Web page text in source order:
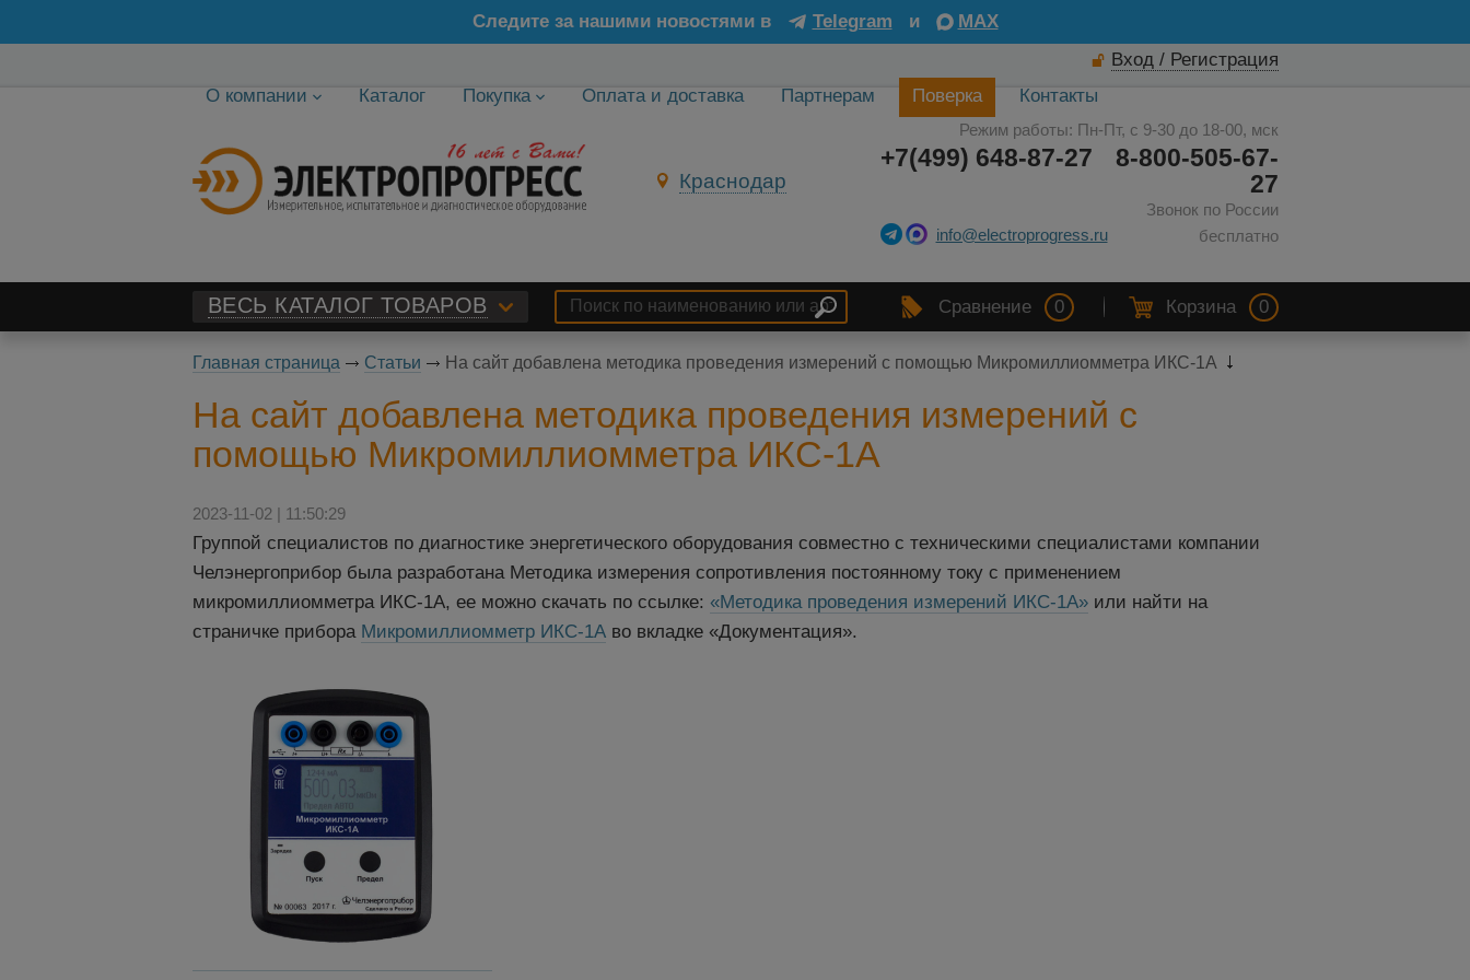
Следите за нашими новостями в Telegram и
MAX
Вход / Регистрация
О компании
Каталог Покупка Оплата и доставка Партнерам Поверка Контакты
Краснодар
Режим работы: Пн-Пт, с 9-30 до 18-00, мск
8-800-505-67-
27
Звонок по России
бесплатно
+7(499) 648-87-27
info@electroprogress.ru
ВЕСЬ КАТАЛОГ ТОВАРОВ Сравнение 0 Корзина 0
Главная страница Статьи На сайт добавлена методика проведения измерений с помощью Микромиллиомметра ИКС-1А
На сайт добавлена методика проведения измерений с
помощью Микромиллиомметра ИКС-1А
2023-11-02 | 11:50:29
Группой специалистов по диагностике энергетического оборудования совместно с техническими специалистами компании
Челэнергоприбор была разработана Методика измерения сопротивления постоянному току с применением
микромиллиомметра ИКС-1А, ее можно скачать по ссылке: «Методика проведения измерений ИКС-1А»или найти на
страничке прибора Микромиллиомметр ИКС-1Аво вкладке «Документация».